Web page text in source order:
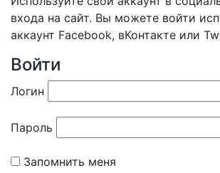
входа на сайт. Вы можете войти
аккаунт Facebook, вКонтакте или
Войти
Логин
Пароль
Запомнить меня